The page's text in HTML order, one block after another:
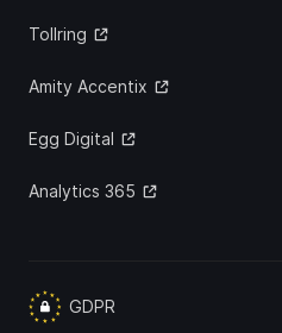
Tollring
Amity Accentix
Egg Digital
Analytics 365
GDPR